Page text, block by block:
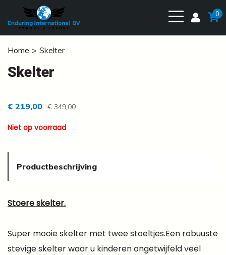
0
Home Skelter
Skelter
€ 219,00 € 349,00
Niet op voorraad
Productbeschrijving
Stoere skelter.
Super mooie skelter met twee stoeltjes.Een robuuste
stevige skelter waar u kinderen ongetwijfeld veel